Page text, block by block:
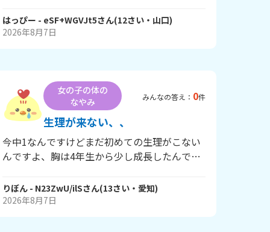
「これ使ってよかった！」と思ったものがあっ
たら教えてください！ ・サラサラになる✨ ・
すめの理由も一緒に教えてもらえるとうれしい
です！たくさんの回答待ってます😊💕
はっぴー - eSF+WGVJt5さん(12さい・ 山口)
2026年8月7日
女の子の体の
なやみ
みんなの答え： 0件
生理が来ない、、
今中1なんですけどまだ初めての生理がこない
んですよ、胸は4年生から少し成長したんです
ですかね、、
りぼん - N23ZwU/ilSさん(13さい・ 愛知)
2026年8月7日